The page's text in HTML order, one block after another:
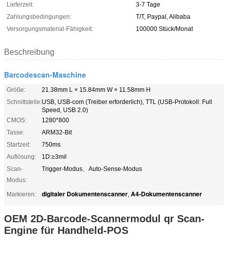
Lieferzeit:
3-7 Tage
Zahlungsbedingungen:
T/T, Paypal, Alibaba
Versorgungsmaterial-Fähigkeit:
100000 Stück/Monat
Beschreibung
Barcodescan-Maschine
Größe:
21.38mm L × 15.84mm W × 11.58mm H
Schnittstelle:USB, USB-com (Treiber erforderlich), TTL (USB-Protokoll: Full
Speed, USB 2.0)
CMOS:
1280*800
Tasse:
ARM32-Bit
Startzeit:
750ms
Auflösung:
1D:≥3mil
Scan-
Modus:
Trigger-Modus、Auto-Sense-Modus
Markieren: digitaler Dokumentenscanner, A4-Dokumentenscanner
OEM 2D-Barcode-Scannermodul qr Scan-
Engine für Handheld-POS